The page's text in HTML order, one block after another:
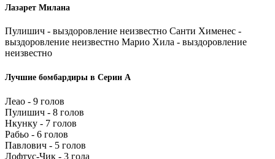
Лазарет Милана
Пулишич - выздоровление неизвестно Санти Хименес -
выздоровление неизвестно Марио Хила - выздоровление
неизвестно
Лучшие бомбардиры в Серии А
Леао - 9 голов
Пулишич - 8 голов
Нкунку - 7 голов
Рабьо - 6 голов
Павлович - 5 голов
Лофтус-Чик - 3 гола